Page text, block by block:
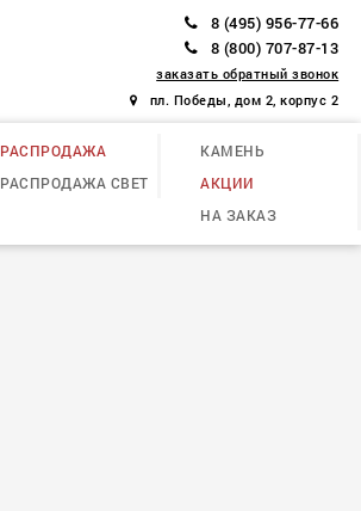
8 (495) 956-77-66
8 (800) 707-87-13
заказать обратный звонок
пл. Победы, дом 2, корпус 2
РАСПРОДАЖА
РАСПРОДАЖА СВЕТ
КАМЕНЬ
АКЦИИ
НА ЗАКАЗ